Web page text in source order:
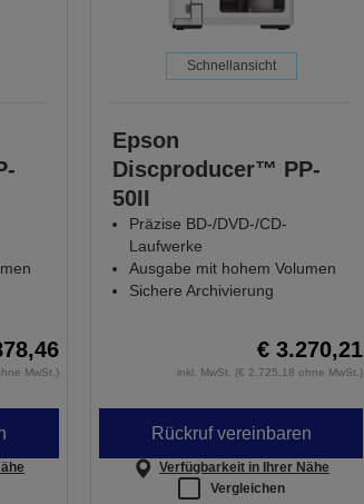
MwSt.)
Schnellansicht
Epson
Discproducer™ PP-
50II
Präzise BD-/DVD-/CD-
Laufwerke
Ausgabe mit hohem Volumen
Sichere Archivierung
€ 3.270,21
inkl. MwSt. (€ 2.725,18 ohne MwSt.)
Rückruf vereinbaren
Verfügbarkeit in Ihrer Nähe
Vergleichen